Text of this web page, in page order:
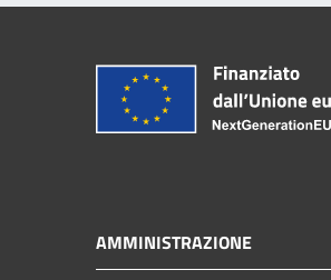
AMMINISTRAZIONE